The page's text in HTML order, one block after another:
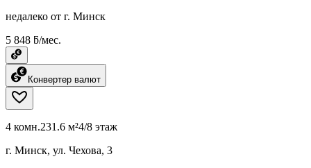
недалеко от г. Минск
5 848 ƃ/мес.
Конвертер валют
4 комн.231.6 м²4/8 этаж
г. Минск, ул. Чехова, 3